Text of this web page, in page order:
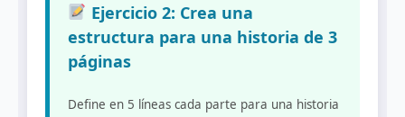
Ejercicio 2: Crea una
estructura para una historia de 3
páginas
Define en 5 líneas cada parte para una historia